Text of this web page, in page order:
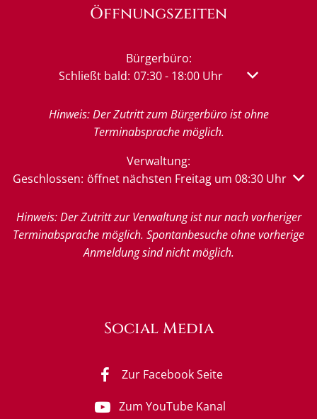
Öffnungszeiten
Bürgerbüro:
Klicken, um weitere Öffnungs- oder
Schließt bald: 07:30- 18:00 Uhr Von 07:30
Hinweis: Der Zutritt zum Bürgerbüro ist ohne
Terminabsprache möglich.
Verwaltung:
Klicken, um weitere Öffnungs- oder Schließzeiten
Geschlossen: öffnet nächsten Freitag um 08:30 Uhr
Hinweis: Der Zutritt zur Verwaltung ist nur nach vorheriger
Terminabsprache möglich. Spontanbesuche ohne vorherige
Anmeldung sind nicht möglich.
Social Media
Zur Facebook Seite
Zum YouTube Kanal